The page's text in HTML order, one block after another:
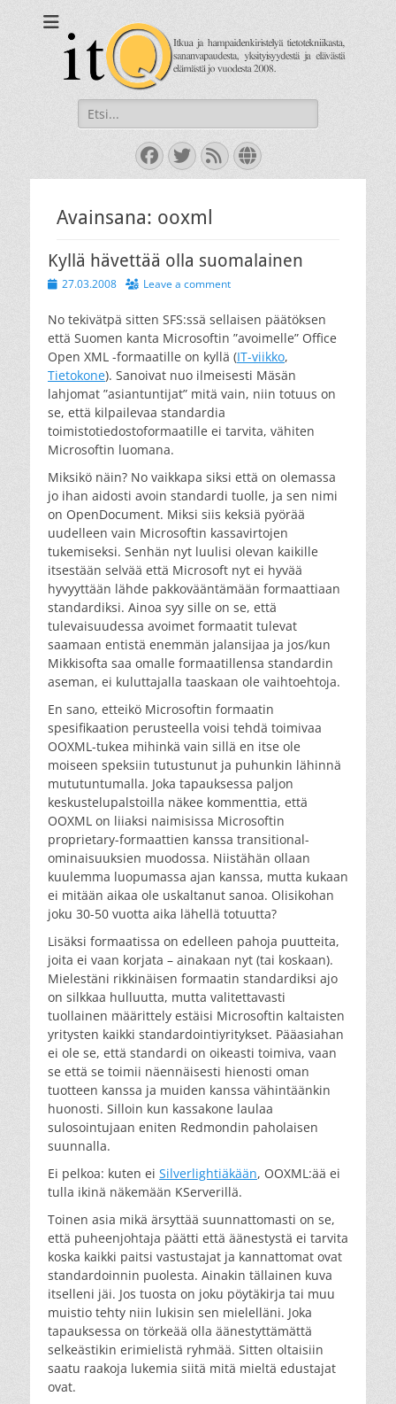
Itkua ja hammastenkiristelyä jo vuodesta 2008.
Search
for:
Facebook
Twitter
FeedWebsite
Avainsana: ooxml
Kyllä hävettää olla suomalainen
Posted
27.03.2008 Leave a comment
No tekivätpä sitten SFS:ssä sellaisen päätöksen
että Suomen kanta Microsoftin ”avoimelle” Office
Open XML -formaatille on kyllä (IT-viikko,
Tietokone). Sanoivat nuo ilmeisesti Mäsän
lahjomat ”asiantuntijat” mitä vain, niin totuus on
se, että kilpailevaa standardia
toimistotiedostoformaatille ei tarvita, vähiten
Microsoftin luomana.
Miksikö näin? No vaikkapa siksi että on olemassa
jo ihan aidosti avoin standardi tuolle, ja sen nimi
on OpenDocument. Miksi siis keksiä pyörää
uudelleen vain Microsoftin kassavirtojen
tukemiseksi. Senhän nyt luulisi olevan kaikille
itsestään selvää että Microsoft nyt ei hyvää
hyvyyttään lähde pakkovääntämään formaattiaan
standardiksi. Ainoa syy sille on se, että
tulevaisuudessa avoimet formaatit tulevat
saamaan entistä enemmän jalansijaa ja jos/kun
Mikkisofta saa omalle formaatillensa standardin
aseman, ei kuluttajalla taaskaan ole vaihtoehtoja.
En sano, etteikö Microsoftin formaatin
spesifikaation perusteella voisi tehdä toimivaa
OOXML-tukea mihinkä vain sillä en itse ole
moiseen speksiin tutustunut ja puhunkin lähinnä
mututuntumalla. Joka tapauksessa paljon
keskustelupalstoilla näkee kommenttia, että
OOXML on liiaksi naimisissa Microsoftin
proprietary-formaattien kanssa transitional-
ominaisuuksien muodossa. Niistähän ollaan
kuulemma luopumassa ajan kanssa, mutta kukaan
ei mitään aikaa ole uskaltanut sanoa. Olisikohan
joku 30-50 vuotta aika lähellä totuutta?
Lisäksi formaatissa on edelleen pahoja puutteita,
joita ei vaan korjata – ainakaan nyt (tai koskaan).
Mielestäni rikkinäisen formaatin standardiksi ajo
on silkkaa hulluutta, mutta valitettavasti
tuollainen määrittely estäisi Microsoftin kaltaisten
yritysten kaikki standardointiyritykset. Pääasiahan
ei ole se, että standardi on oikeasti toimiva, vaan
se että se toimii näennäisesti hienosti oman
tuotteen kanssa ja muiden kanssa vähintäänkin
huonosti. Silloin kun kassakone laulaa
sulosointujaan eniten Redmondin paholaisen
suunnalla.
Ei pelkoa: kuten ei Silverlightiäkään, OOXML:ää ei
tulla ikinä näkemään KServerillä.
Toinen asia mikä ärsyttää suunnattomasti on se,
että puheenjohtaja päätti että äänestystä ei tarvita
koska kaikki paitsi vastustajat ja kannattomat ovat
standardoinnin puolesta. Ainakin tällainen kuva
itselleni jäi. Jos tuosta on joku pöytäkirja tai muu
muistio tehty niin lukisin sen mielelläni. Joka
tapauksessa on törkeää olla äänestyttämättä
selkeästikin erimielistä ryhmää. Sitten oltaisiin
saatu raakoja lukemia siitä mitä mieltä edustajat
ovat.